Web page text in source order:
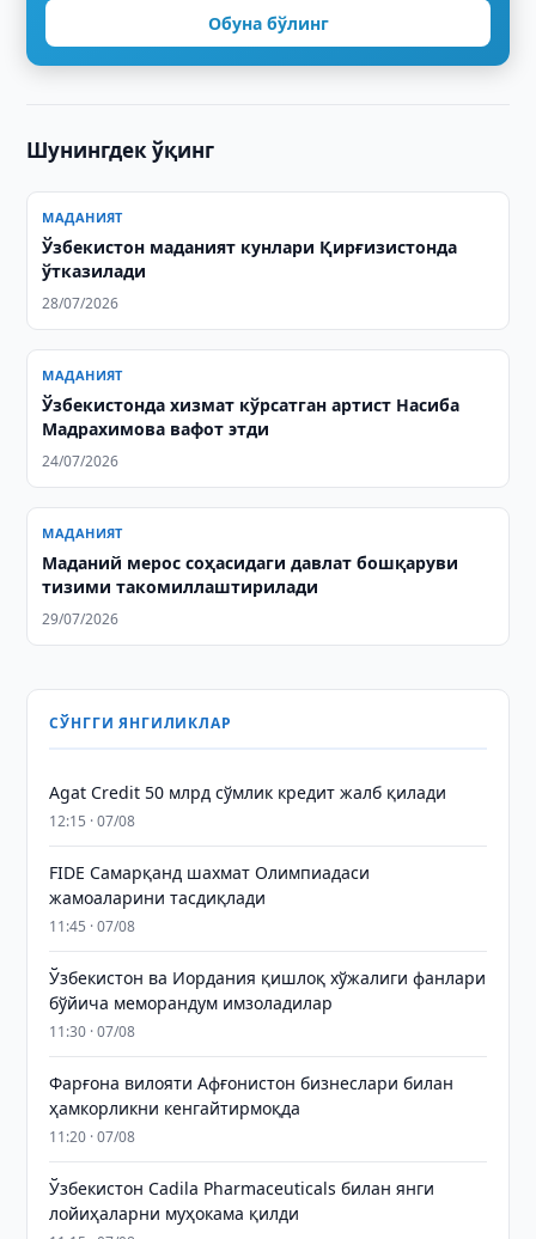
Обуна бўлинг
Шунингдек ўқинг
МАДАНИЯТ
Ўзбекистон маданият кунлари Қирғизистонда
ўтказилади
28/07/2026
МАДАНИЯТ
Ўзбекистонда хизмат кўрсатган артист Насиба
Мадрахимова вафот этди
24/07/2026
МАДАНИЯТ
Маданий мерос соҳасидаги давлат бошқаруви
тизими такомиллаштирилади
29/07/2026
СЎНГГИ ЯНГИЛИКЛАР
Agat Credit 50 млрд сўмлик кредит жалб қилади
12:15 · 07/08
FIDE Самарқанд шахмат Олимпиадаси
жамоаларини тасдиқлади
11:45 · 07/08
Ўзбекистон ва Иордания қишлоқ хўжалиги фанлари
бўйича меморандум имзоладилар
11:30 · 07/08
Фарғона вилояти Афғонистон бизнеслари билан
ҳамкорликни кенгайтирмоқда
11:20 · 07/08
Ўзбекистон Cadila Pharmaceuticals билан янги
лойиҳаларни муҳокама қилди